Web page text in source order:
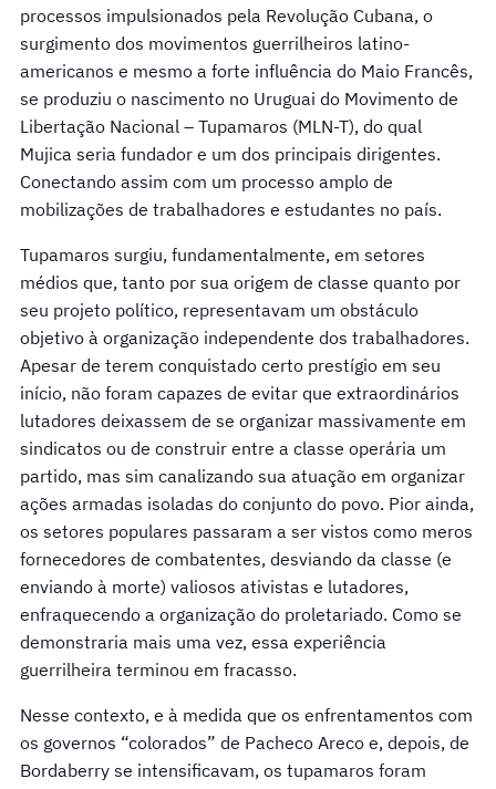
processos impulsionados pela Revolução Cubana, o
surgimento dos movimentos guerrilheiros latino-
americanos e mesmo a forte influência do Maio Francês,
se produziu o nascimento no Uruguai do Movimento de
Libertação Nacional – Tupamaros (MLN-T), do qual
Mujica seria fundador e um dos principais dirigentes.
Conectando assim com um processo amplo de
mobilizações de trabalhadores e estudantes no país.
Tupamaros surgiu, fundamentalmente, em setores
médios que, tanto por sua origem de classe quanto por
seu projeto político, representavam um obstáculo
objetivo à organização independente dos trabalhadores.
Apesar de terem conquistado certo prestígio em seu
início, não foram capazes de evitar que extraordinários
lutadores deixassem de se organizar massivamente em
sindicatos ou de construir entre a classe operária um
partido, mas sim canalizando sua atuação em organizar
ações armadas isoladas do conjunto do povo. Pior ainda,
os setores populares passaram a ser vistos como meros
fornecedores de combatentes, desviando da classe (e
enviando à morte) valiosos ativistas e lutadores,
enfraquecendo a organização do proletariado. Como se
demonstraria mais uma vez, essa experiência
guerrilheira terminou em fracasso.
Nesse contexto, e à medida que os enfrentamentos com
os governos “colorados” de Pacheco Areco e, depois, de
Bordaberry se intensificavam, os tupamaros foram